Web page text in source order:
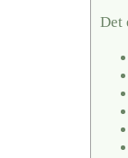
Det